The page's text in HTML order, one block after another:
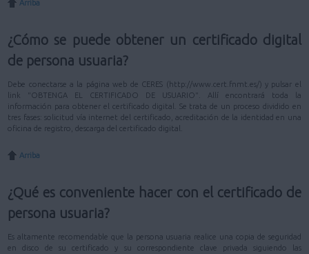
Arriba
¿Cómo se puede obtener un certificado digital
de persona usuaria?
Debe conectarse a la página web de CERES (http://www.cert.fnmt.es/) y pulsar el
link "OBTENGA EL CERTIFICADO DE USUARIO". Allí encontrará toda la
información para obtener el certificado digital. Se trata de un proceso dividido en
tres fases: solicitud vía internet del certificado, acreditación de la identidad en una
oficina de registro, descarga del certificado digital.
Arriba
¿Qué es conveniente hacer con el certificado de
persona usuaria?
Es altamente recomendable que la persona usuaria realice una copia de seguridad
en disco de su certificado y su correspondiente clave privada siguiendo las